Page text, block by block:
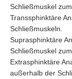
Schließmuskel
Transsphinktäre
Schließmuskeln.
Suprasphinktäre
Schließmuskel
Extrasphinktäre
außerhalb der